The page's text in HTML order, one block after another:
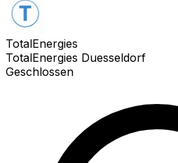
TotalEnergies
TotalEnergies Duesseldorf
Geschlossen